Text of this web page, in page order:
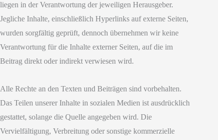
liegen in der Verantwortung der jeweiligen Herausgeber.
Jegliche Inhalte, einschließlich Hyperlinks auf externe Seiten,
wurden sorgfältig geprüft, dennoch übernehmen wir keine
Verantwortung für die Inhalte externer Seiten, auf die im
Beitrag direkt oder indirekt verwiesen wird.
Alle Rechte an den Texten und Beiträgen sind vorbehalten.
Das Teilen unserer Inhalte in sozialen Medien ist ausdrücklich
gestattet, solange die Quelle angegeben wird. Die
Vervielfältigung, Verbreitung oder sonstige kommerzielle